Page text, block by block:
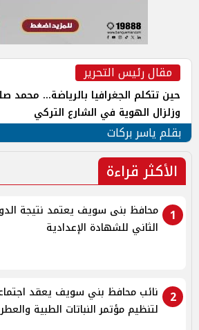
مقال رئيس التحرير
حين تتكلم الجغرافيا بالرياضة... محمد
وزلزال الهوية في الشارع التركي
بقلم ياسر بركات
الأكثر قراءة
1
محافظ بنى سويف يعتمد نتيجة
الثاني للشهادة الإعدادية
2
نائب محافظ بني سويف يعقد
لتنظيم مؤتمر النباتات الطبية